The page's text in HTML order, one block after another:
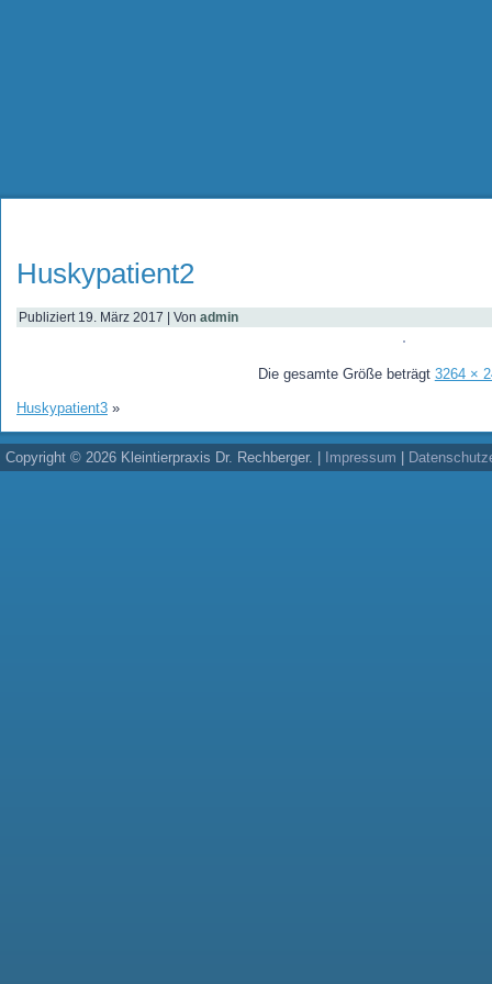
Huskypatient2
Publiziert 19. März 2017 Von admin
Die gesamte Größe beträgt 3264 ×
Huskypatient3 »
Copyright © 2026 Kleintierpraxis Dr. Rechberger. | Impressum